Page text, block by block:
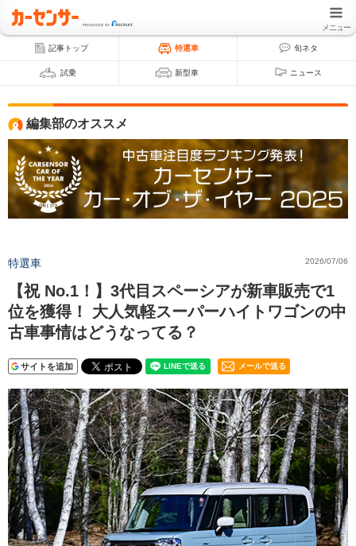
メニュー
記事トップ 特選車 旬ネタ
試乗 新型車 ニュース
編集部のオススメ
特選車 2026/07/06
【祝 No.1！】3代目スペーシアが新車販売で1
位を獲得！ 大人気軽スーパーハイトワゴンの中
古車事情はどうなってる？
サイトを追加 メールで送る